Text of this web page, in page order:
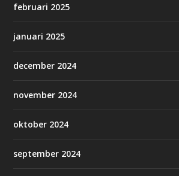
februari 2025
januari 2025
december 2024
november 2024
oktober 2024
september 2024